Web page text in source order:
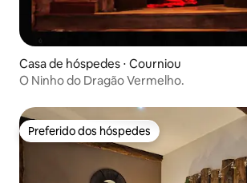
Casa de hóspedes ⋅ Courniou
O Ninho do Dragão Vermelho.
Preferido dos hóspedes
Preferido dos hóspedes